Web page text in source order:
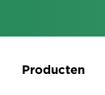
Producten